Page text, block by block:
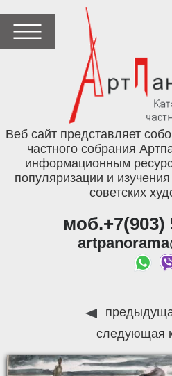
Веб сайт представляет
частного собрания
информационным
популяризации и
советских
моб.+7(903)
следующая